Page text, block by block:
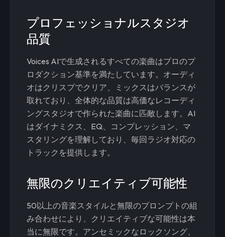
プロフェッショナルスタジオ
品質
Voices AIで生成されるすべての楽曲はプロのプ
ロダクション基準を満たしています。オーディ
オはクリスプでクリア、ミックスはバランスが
取れており、全体的な品質は高価なレコーディ
ングスタジオで作られた楽曲に匹敵します。AI
はダイナミクス、EQ、コンプレッション、マ
スタリングを理解しており、毎回ラジオ対応の
トラックを提供します。
無限のクリエイティブ可能性
50以上の音楽スタイルと無限のプロンプトの組
み合わせにより、クリエイティブな可能性は本
当に無限です。アンセミックなロックソング、